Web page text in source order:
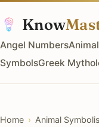
Know
Angel Numbers
SymbolsGreek
Home › Animal